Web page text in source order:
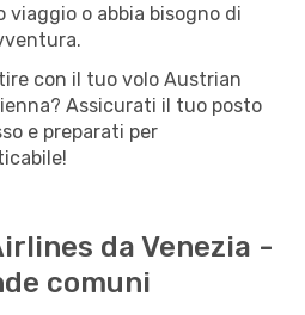
viaggio o abbia bisogno di
con il tuo volo Austrian
Assicurati il tuo posto
e preparati per
da Venezia -
comuni